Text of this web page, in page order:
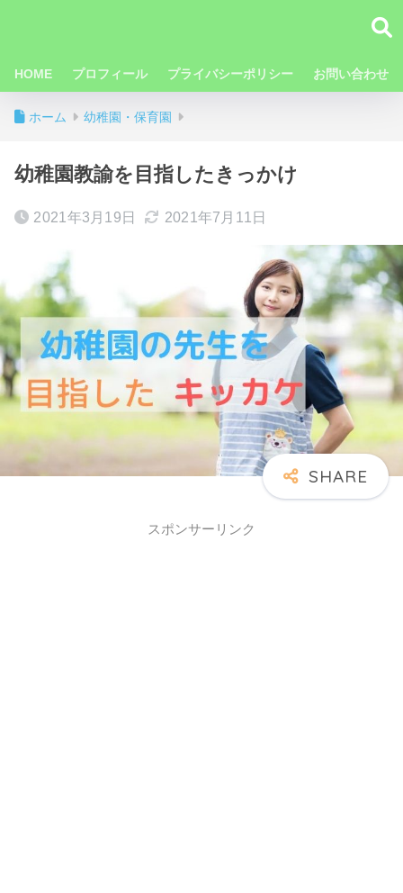
HOME プロフィール プライバシーポリシー お問い合わせ
ホーム 幼稚園・保育園
幼稚園教諭を目指したきっかけ
2021年3月19日 2021年7月11日
スポンサーリンク